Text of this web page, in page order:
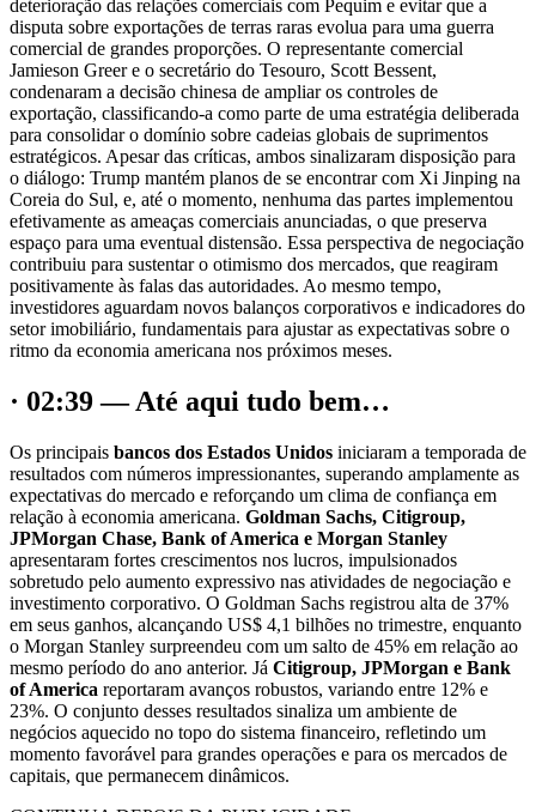
deterioração das relações comerciais com Pequim e evitar que a
disputa sobre exportações de terras raras evolua para uma guerra
comercial de grandes proporções. O representante comercial
Jamieson Greer e o secretário do Tesouro, Scott Bessent,
condenaram a decisão chinesa de ampliar os controles de
exportação, classificando-a como parte de uma estratégia deliberada
para consolidar o domínio sobre cadeias globais de suprimentos
estratégicos. Apesar das críticas, ambos sinalizaram disposição para
o diálogo: Trump mantém planos de se encontrar com Xi Jinping na
Coreia do Sul, e, até o momento, nenhuma das partes implementou
efetivamente as ameaças comerciais anunciadas, o que preserva
espaço para uma eventual distensão. Essa perspectiva de negociação
contribuiu para sustentar o otimismo dos mercados, que reagiram
positivamente às falas das autoridades. Ao mesmo tempo,
investidores aguardam novos balanços corporativos e indicadores do
setor imobiliário, fundamentais para ajustar as expectativas sobre o
ritmo da economia americana nos próximos meses.
· 02:39 — Até aqui tudo bem…
Os principais bancos dos Estados Unidos iniciaram a temporada de
resultados com números impressionantes, superando amplamente as
expectativas do mercado e reforçando um clima de confiança em
relação à economia americana. Goldman Sachs, Citigroup,
JPMorgan Chase, Bank of America e Morgan Stanley
apresentaram fortes crescimentos nos lucros, impulsionados
sobretudo pelo aumento expressivo nas atividades de negociação e
investimento corporativo. O Goldman Sachs registrou alta de 37%
em seus ganhos, alcançando US$ 4,1 bilhões no trimestre, enquanto
o Morgan Stanley surpreendeu com um salto de 45% em relação ao
mesmo período do ano anterior. Já Citigroup, JPMorgan e Bank
of America reportaram avanços robustos, variando entre 12% e
23%. O conjunto desses resultados sinaliza um ambiente de
negócios aquecido no topo do sistema financeiro, refletindo um
momento favorável para grandes operações e para os mercados de
capitais, que permanecem dinâmicos.